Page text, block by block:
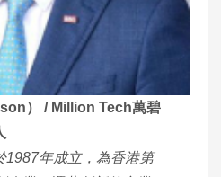
） / Million Tech萬碧
1987年成立，為香港第